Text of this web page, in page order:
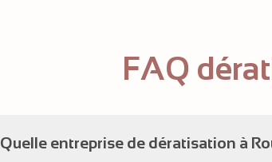
FAQ
Quelle entreprise de dératisation à